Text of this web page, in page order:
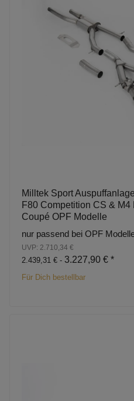
Milltek Sport
F80 Competition CS &
Coupé OPF Modelle
nur passend bei OPF
UVP: 2.710,34 €
2.439,31 € - 3.227,90 € *
Für Dich bestellbar